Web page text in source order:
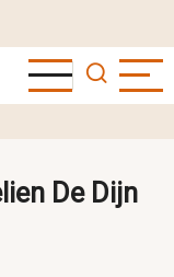
De Dijn